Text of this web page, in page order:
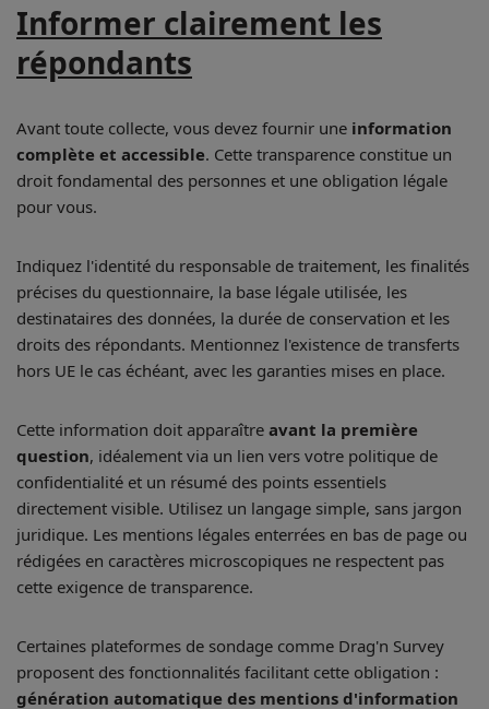
Informer clairement les
répondants
Avant toute collecte, vous devez fournir une information
complète et accessible. Cette transparence constitue un
droit fondamental des personnes et une obligation légale
pour vous.
Indiquez l'identité du responsable de traitement, les finalités
précises du questionnaire, la base légale utilisée, les
destinataires des données, la durée de conservation et les
droits des répondants. Mentionnez l'existence de transferts
hors UE le cas échéant, avec les garanties mises en place.
Cette information doit apparaître avant la première
question, idéalement via un lien vers votre politique de
confidentialité et un résumé des points essentiels
directement visible. Utilisez un langage simple, sans jargon
juridique. Les mentions légales enterrées en bas de page ou
rédigées en caractères microscopiques ne respectent pas
cette exigence de transparence.
Certaines plateformes de sondage comme Drag'n Survey
proposent des fonctionnalités facilitant cette obligation :
génération automatique des mentions d'information